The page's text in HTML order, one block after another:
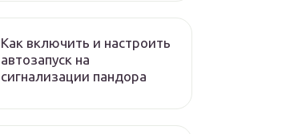
Как включить и настроить
автозапуск на
сигнализации пандора